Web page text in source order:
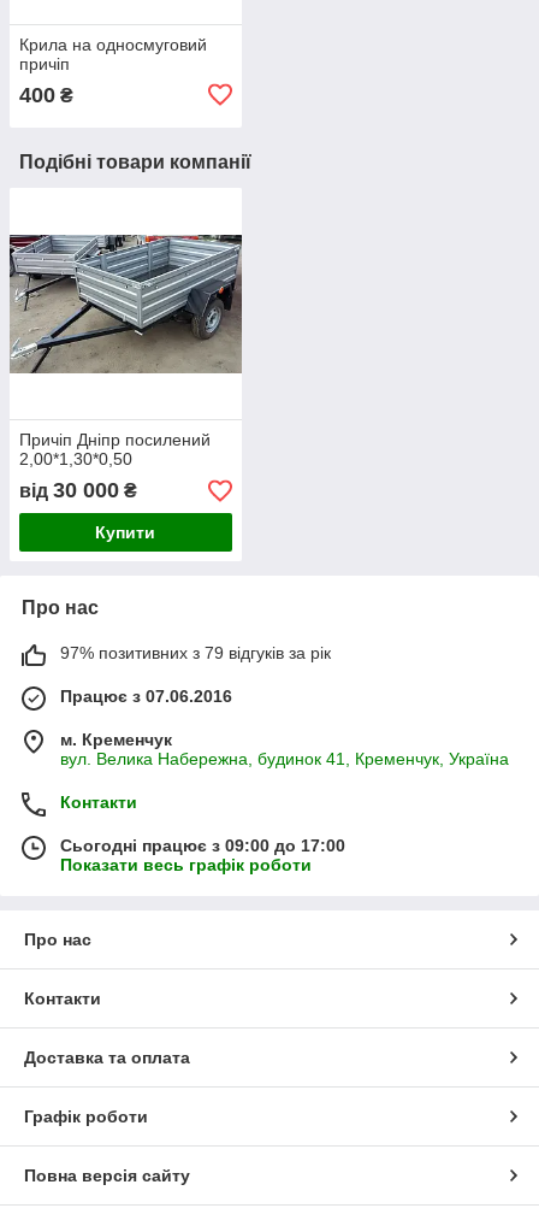
Крила на односмуговий
причіп
400 ₴
Подібні товари компанії
Причіп Дніпр посилений
2,00*1,30*0,50
від 30 000 ₴
Купити
Про нас
97% позитивних з 79 відгуків за рік
Працює з 07.06.2016
м. Кременчук
вул. Велика Набережна, будинок 41, Кременчук, Україна
Контакти
Сьогодні працює з 09:00 до 17:00
Показати весь графік роботи
Про нас
Контакти
Доставка та оплата
Графік роботи
Повна версія сайту